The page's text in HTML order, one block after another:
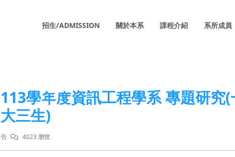
招生/ADMISSION 關於本系 課程介紹 系所成員
113學年度資訊工程學系 專題研究
大三生)
4023 瀏覽